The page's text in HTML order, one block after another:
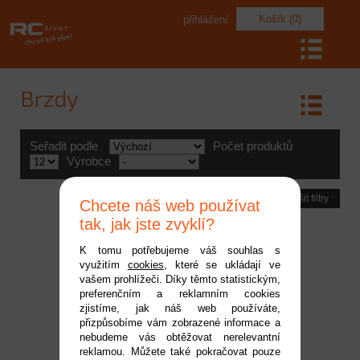
Košík (0)
přihlášení
Brzdy
Seřadit podle
Počet produktů
Výrobce
Zrušit filtry
Progresivní brzdový
Chcete náš web používat
tak, jak jste zvyklí?
K tomu potřebujeme váš souhlas s
využitím cookies, které se ukládají ve
vašem prohlížeči. Díky těmto statistickým,
preferenčním a reklamním cookies
zjistíme, jak náš web používáte,
přizpůsobíme vám zobrazené informace a
nebudeme vás obtěžovat nerelevantní
reklamou. Můžete také pokračovat pouze